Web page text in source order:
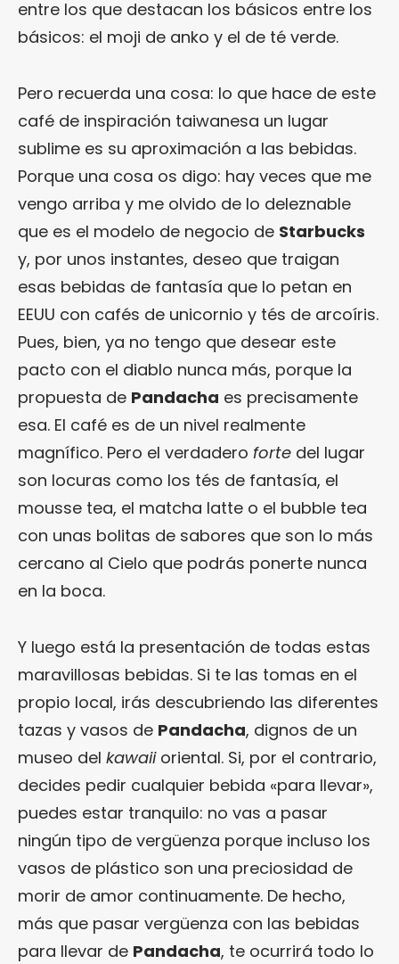
entre los que destacan los básicos entre los
básicos: el moji de anko y el de té verde.
Pero recuerda una cosa: lo que hace de este
café de inspiración taiwanesa un lugar
sublime es su aproximación a las bebidas.
Porque una cosa os digo: hay veces que me
vengo arriba y me olvido de lo deleznable
que es el modelo de negocio de Starbucks
y, por unos instantes, deseo que traigan
esas bebidas de fantasía que lo petan en
EEUU con cafés de unicornio y tés de arcoíris.
Pues, bien, ya no tengo que desear este
pacto con el diablo nunca más, porque la
propuesta de Pandacha es precisamente
esa. El café es de un nivel realmente
magnífico. Pero el verdadero forte del lugar
son locuras como los tés de fantasía, el
mousse tea, el matcha latte o el bubble tea
con unas bolitas de sabores que son lo más
cercano al Cielo que podrás ponerte nunca
en la boca.
Y luego está la presentación de todas estas
maravillosas bebidas. Si te las tomas en el
propio local, irás descubriendo las diferentes
tazas y vasos de Pandacha, dignos de un
museo del kawaiioriental. Si, por el contrario,
decides pedir cualquier bebida «para llevar»,
puedes estar tranquilo: no vas a pasar
ningún tipo de vergüenza porque incluso los
vasos de plástico son una preciosidad de
morir de amor continuamente. De hecho,
más que pasar vergüenza con las bebidas
para llevar de Pandacha, te ocurrirá todo lo